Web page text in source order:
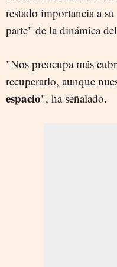
restado importancia a
parte" de la dinámica
"Nos preocupa más
recuperarlo, aunque
espacio", ha señalado.